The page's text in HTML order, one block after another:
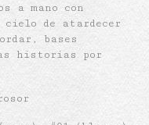
a mano con
de atardecer
bases
historias por